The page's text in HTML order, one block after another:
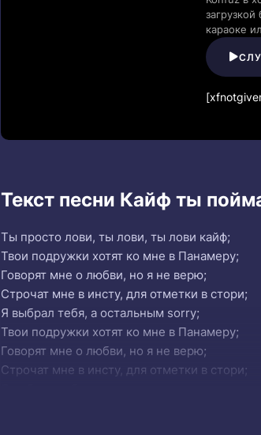
караоке
Текст песни Кайф ты
Ты просто лови, ты лови, ты лови кайф;
Твои подружки хотят ко мне в Панамеру;
Говорят мне о любви, но я не верю;
Строчат мне в инсту, для отметки в стори;
Я выбрал тебя, а остальным sorry;
Твои подружки хотят ко мне в Панамеру;
Говорят мне о любви, но я не верю;
Строчат мне в инсту, для отметки в стори;